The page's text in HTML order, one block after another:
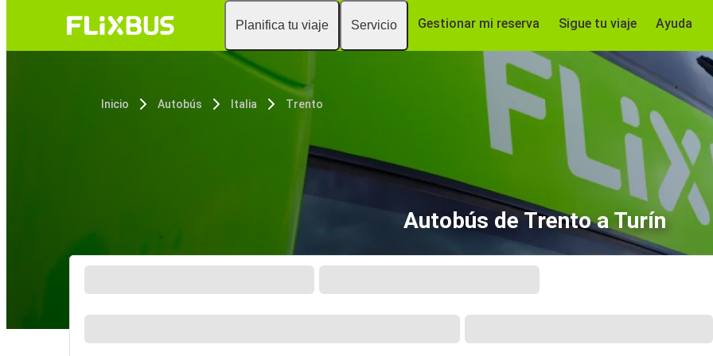
Planifica tu viaje Servicio Gestionar mi reserva Sigue tu viaje Ayuda
Inicio Autobús Italia Trento
Autobús de Trento a Turín